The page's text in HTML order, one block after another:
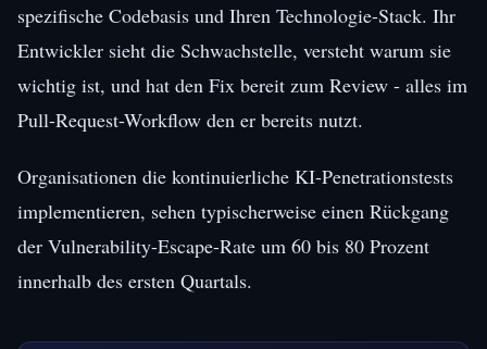
spezifische Codebasis und Ihren Technologie-Stack. Ihr
Entwickler sieht die Schwachstelle, versteht warum sie
wichtig ist, und hat den Fix bereit zum Review - alles im
Pull-Request-Workflow den er bereits nutzt.
Organisationen die kontinuierliche KI-Penetrationstests
implementieren, sehen typischerweise einen Rückgang
der Vulnerability-Escape-Rate um 60 bis 80 Prozent
innerhalb des ersten Quartals.